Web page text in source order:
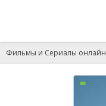
Фильмы и Сериалы онлайн